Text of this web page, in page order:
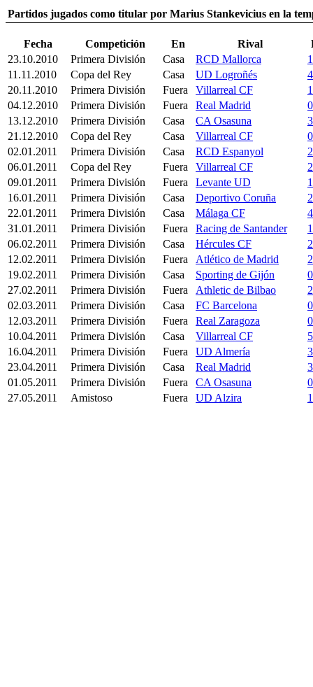
Partidos jugados como titular por Marius Stankevicius en la
Fecha Competición En Rival
23.10.2010
Primera División Casa RCD Mallorca
11.11.2010
Copa del Rey Casa UD Logroñés
20.11.2010
Primera División Fuera Villarreal CF
04.12.2010
Primera División Fuera Real Madrid
13.12.2010
Primera División Casa CA Osasuna
21.12.2010
Copa del Rey Casa Villarreal CF
02.01.2011
Primera División Casa RCD Espanyol
06.01.2011
Copa del Rey Fuera Villarreal CF
09.01.2011
Primera División Fuera Levante UD
16.01.2011
Primera División Casa Deportivo Coruña
22.01.2011
Primera División Casa Málaga CF
31.01.2011
Primera División Fuera Racing de Santander
06.02.2011
Primera División Casa Hércules CF
12.02.2011
Primera División Fuera Atlético de Madrid
19.02.2011
Primera División Casa Sporting de Gijón
27.02.2011
Primera División Fuera Athletic de Bilbao
02.03.2011
Primera División Casa FC Barcelona
12.03.2011
Primera División Fuera Real Zaragoza
10.04.2011
Primera División Casa Villarreal CF
16.04.2011
Primera División Fuera UD Almería
23.04.2011
Primera División Casa Real Madrid
01.05.2011
Primera División Fuera CA Osasuna
27.05.2011
Amistoso Fuera UD Alzira